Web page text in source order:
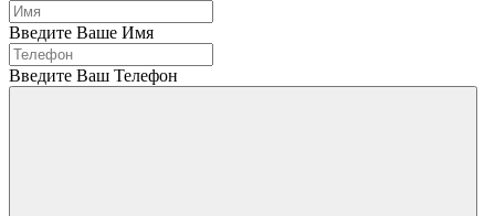
Введите Ваше Имя
Введите Ваш Телефон